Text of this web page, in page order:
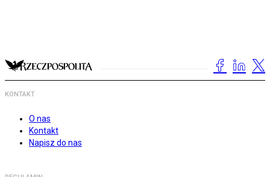
KONTAKT
O nas
Kontakt
Napisz do nas